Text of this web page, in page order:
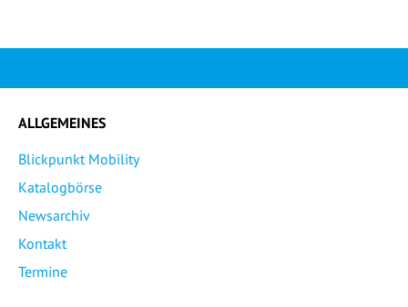
ALLGEMEINES
Blickpunkt Mobility
Katalogbörse
Newsarchiv
Kontakt
Termine